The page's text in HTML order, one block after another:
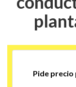
Pide precio